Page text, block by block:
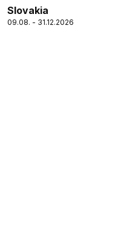
Slovakia
09.08. - 31.12.2026